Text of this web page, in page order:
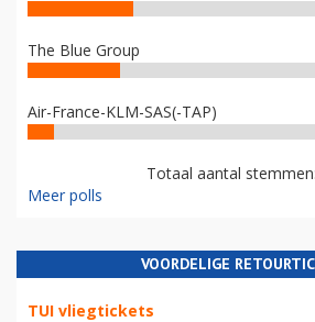
The Blue Group
Air-France-KLM-SAS(-TAP)
Totaal aantal
Meer polls
VOORDELIGE
TUI vliegtickets